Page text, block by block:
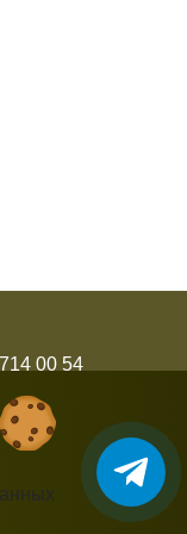
00 54